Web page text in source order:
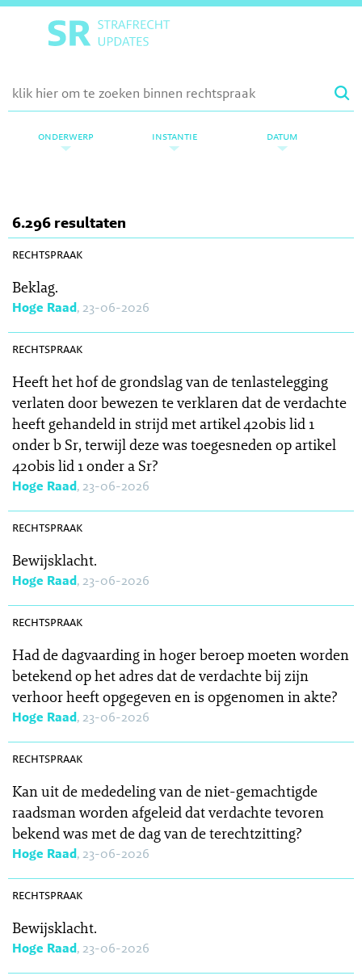
onderwerp instantie datum
6.296 resultaten
rechtspraak
Beklag.
Hoge Raad, 23-06-2026
rechtspraak
Heeft het hof de grondslag van de tenlastelegging
verlaten door bewezen te verklaren dat de verdachte
heeft gehandeld in strijd met artikel 420bis lid 1
onder b Sr, terwijl deze was toegesneden op artikel
420bis lid 1 onder a Sr?
Hoge Raad, 23-06-2026
rechtspraak
Bewijsklacht.
Hoge Raad, 23-06-2026
rechtspraak
Had de dagvaarding in hoger beroep moeten worden
betekend op het adres dat de verdachte bij zijn
verhoor heeft opgegeven en is opgenomen in akte?
Hoge Raad, 23-06-2026
rechtspraak
Kan uit de mededeling van de niet-gemachtigde
raadsman worden afgeleid dat verdachte tevoren
bekend was met de dag van de terechtzitting?
Hoge Raad, 23-06-2026
rechtspraak
Bewijsklacht.
Hoge Raad, 23-06-2026